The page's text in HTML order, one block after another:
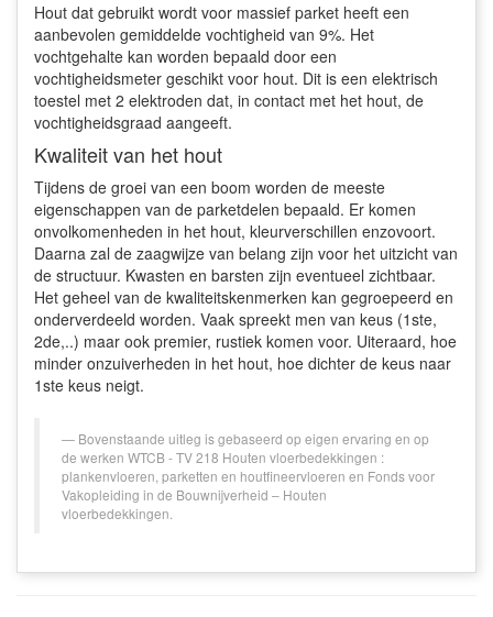
Hout dat gebruikt wordt voor massief parket heeft een
aanbevolen gemiddelde vochtigheid van 9%. Het
vochtgehalte kan worden bepaald door een
vochtigheidsmeter geschikt voor hout. Dit is een elektrisch
toestel met 2 elektroden dat, in contact met het hout, de
vochtigheidsgraad aangeeft.
Kwaliteit van het hout
Tijdens de groei van een boom worden de meeste
eigenschappen van de parketdelen bepaald. Er komen
onvolkomenheden in het hout, kleurverschillen enzovoort.
Daarna zal de zaagwijze van belang zijn voor het uitzicht van
de structuur. Kwasten en barsten zijn eventueel zichtbaar.
Het geheel van de kwaliteitskenmerken kan gegroepeerd en
onderverdeeld worden. Vaak spreekt men van keus (1ste,
2de,..) maar ook premier, rustiek komen voor. Uiteraard, hoe
minder onzuiverheden in het hout, hoe dichter de keus naar
1ste keus neigt.
Bovenstaande uitleg is gebaseerd op eigen ervaring en op
de werken WTCB - TV 218 Houten vloerbedekkingen :
plankenvloeren, parketten en houtfineervloeren en Fonds voor
Vakopleiding in de Bouwnijverheid – Houten
vloerbedekkingen.